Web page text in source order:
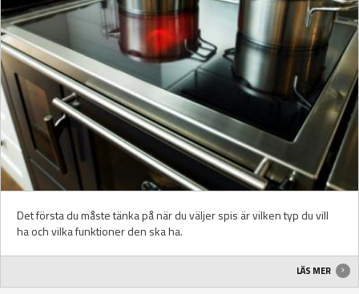
Det första du måste tänka på när du väljer spis är vilken typ du vill
ha och vilka funktioner den ska ha.
LÄS MER